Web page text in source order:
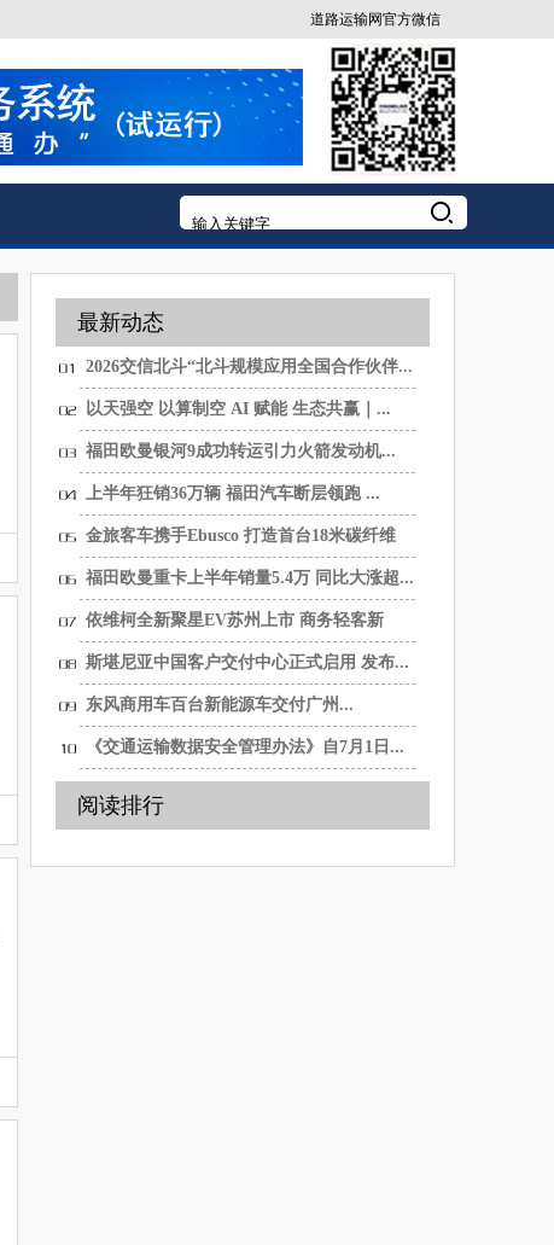
道路运输网官方微信
最新动态
2026交信北斗“北斗规模应用全国合作伙伴...
以天强空 以算制空 AI 赋能 生态共赢｜...
福田欧曼银河9成功转运引力火箭发动机...
上半年狂销36万辆 福田汽车断层领跑 ...
金旅客车携手Ebusco 打造首台18米碳纤维
纯...
福田欧曼重卡上半年销量5.4万 同比大涨超...
依维柯全新聚星EV苏州上市 商务轻客新
选...
斯堪尼亚中国客户交付中心正式启用 发布...
东风商用车百台新能源车交付广州...
《交通运输数据安全管理办法》自7月1日...
阅读排行